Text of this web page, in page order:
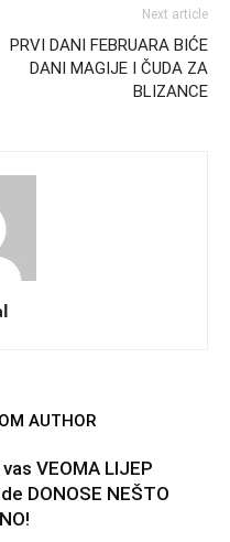
Next article
PRVI DANI FEBRUARA BIĆE
DANI MAGIJE I ČUDA ZA
BLIZANCE
AUTHOR
VEOMA LIJEP
DONOSE NEŠTO